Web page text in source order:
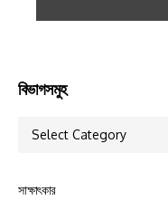
বিভাগসমুহ
সাক্ষাৎকার